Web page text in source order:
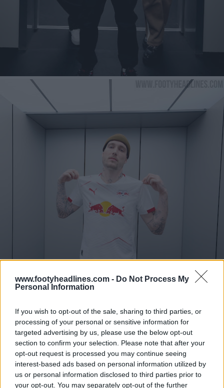
www.footyheadlines.com - Do Not Process My
Personal Information
If you wish to opt-out of the sale, sharing to third parties, or
processing of your personal or sensitive information for
targeted advertising by us, please use the below opt-out
section to confirm your selection. Please note that after your
opt-out request is processed you may continue seeing
interest-based ads based on personal information utilized by
us or personal information disclosed to third parties prior to
your opt-out. You may separately opt-out of the further